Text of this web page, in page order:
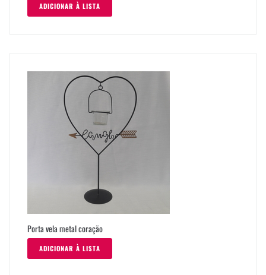
ADICIONAR À LISTA
Porta vela metal coração
ADICIONAR À LISTA